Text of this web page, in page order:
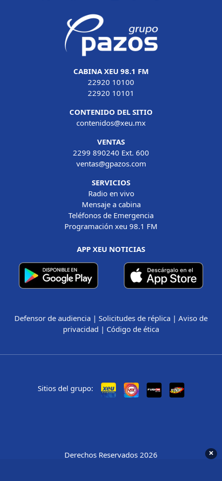
×
CABINA XEU 98.1 FM
22920 10100
22920 10101
CONTENIDO DEL SITIO
contenidos@xeu.mx
VENTAS
2299 890240 Ext. 600
ventas@gpazos.com
SERVICIOS
Radio en vivo
Mensaje a cabina
Teléfonos de Emergencia
Programación xeu 98.1 FM
APP XEU NOTICIAS
Defensor de audiencia | Solicitudes de réplica | Aviso de
privacidad | Código de ética
Sitios del grupo:
Derechos Reservados 2026